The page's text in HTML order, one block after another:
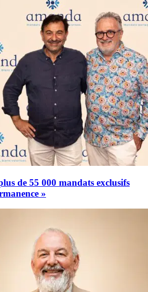
de 55 000 mandats exclusifs
»